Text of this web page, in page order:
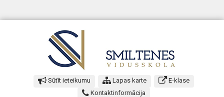
Sūtīt ieteikumu Lapas karte
E-klase
Kontaktinformācija